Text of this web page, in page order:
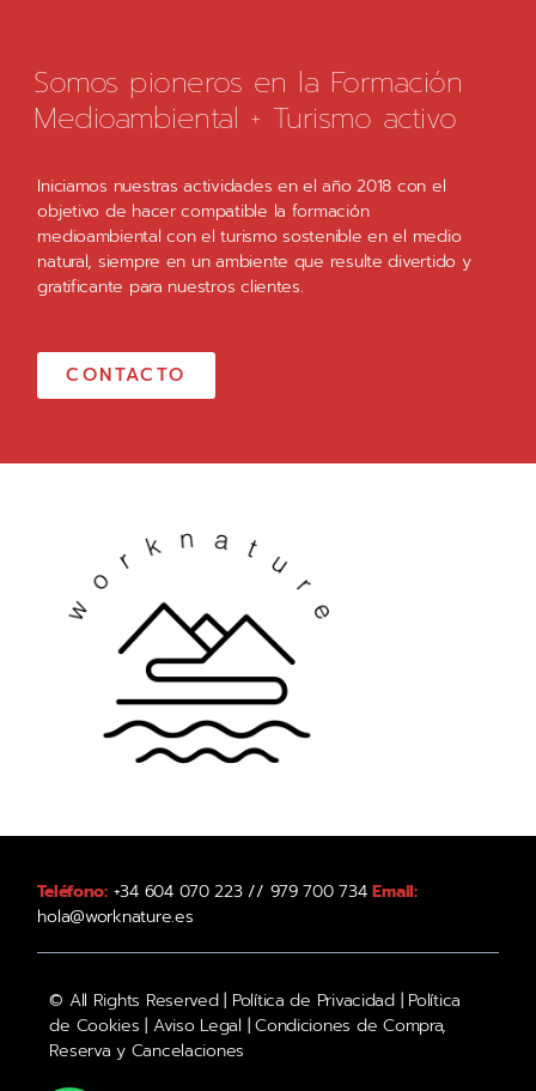
Somos pioneros en la Formación
Medioambiental + Turismo activo
Iniciamos nuestras actividades en el año 2018 con el
objetivo de hacer compatible la formación
medioambiental con el turismo sostenible en el medio
natural, siempre en un ambiente que resulte divertido y
gratificante para nuestros clientes.
CONTACTO
Teléfono: +34 604 070 223 // 979 700 734Email:
hola@worknature.es
© All Rights Reserved | Política de Privacidad| Política
de Cookies | Aviso Legal |Condiciones de Compra,
Reserva y Cancelaciones